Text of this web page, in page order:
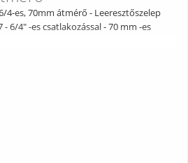
4-es, 70mm átmérő - Leeresztőszelep
6/4" -es csatlakozással - 70 mm -es